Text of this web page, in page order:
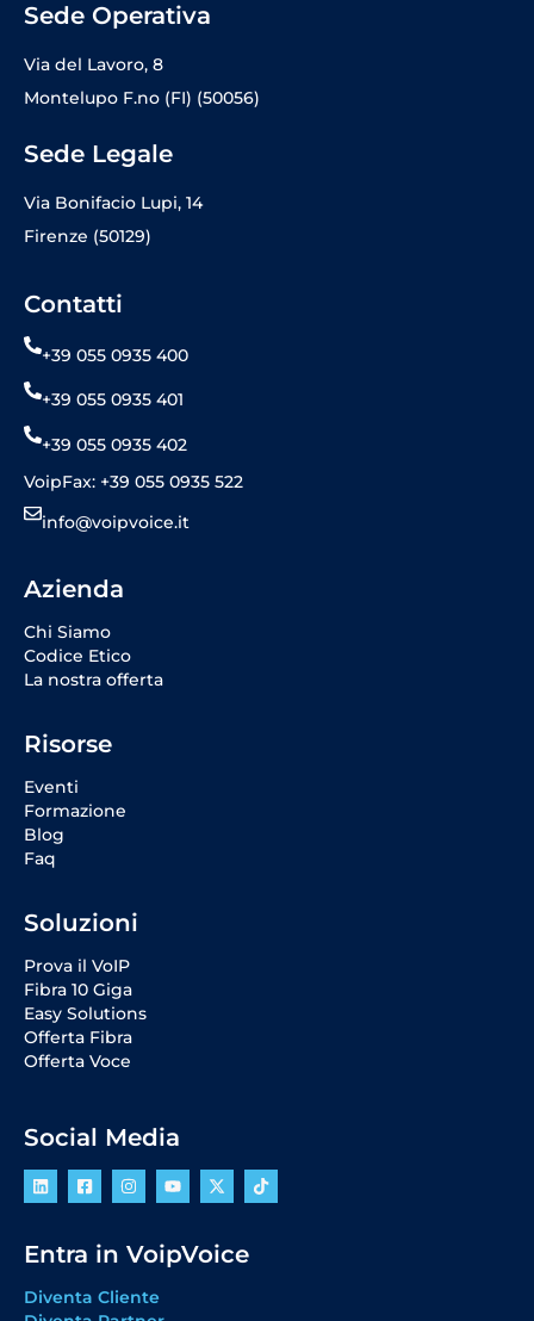
Sede Operativa
Via del Lavoro, 8
Montelupo F.no (FI) (50056)
Sede Legale
Via Bonifacio Lupi, 14
Firenze (50129)
Contatti
+39 055 0935 400
+39 055 0935 401
+39 055 0935 402
VoipFax: +39 055 0935 522
info@voipvoice.it
Azienda
Chi Siamo
Codice Etico
La nostra offerta
Risorse
Eventi
Formazione
Blog
Faq
Soluzioni
Prova il VoIP
Fibra 10 Giga
Easy Solutions
Offerta Fibra
Offerta Voce
Social Media
Entra in VoipVoice
Diventa Cliente